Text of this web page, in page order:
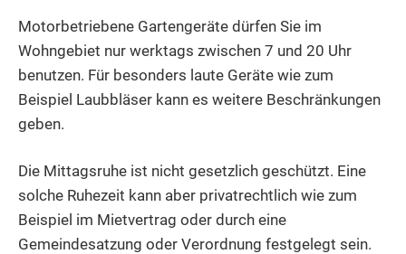
Motorbetriebene Gartengeräte dürfen Sie im
Wohngebiet nur werktags zwischen 7 und 20 Uhr
benutzen. Für besonders laute Geräte wie zum
Beispiel Laubbläser kann es weitere Beschränkungen
geben.
Die Mittagsruhe ist nicht gesetzlich geschützt. Eine
solche Ruhezeit kann aber privatrechtlich wie zum
Beispiel im Mietvertrag oder durch eine
Gemeindesatzung oder Verordnung festgelegt sein.